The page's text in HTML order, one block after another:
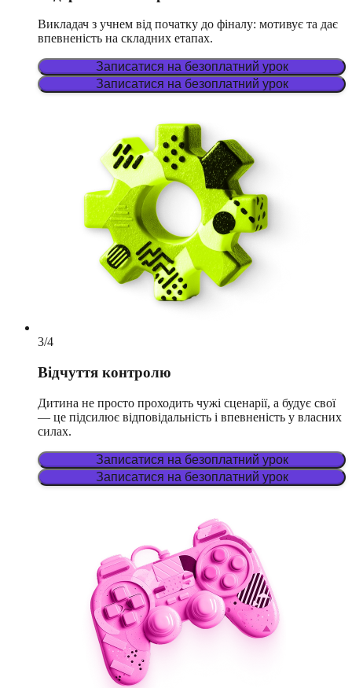
Викладач з учнем від початку до фіналу: мотивує та дає
впевненість на складних етапах.
Записатися на безоплатний урок
Записатися на безоплатний урок
3/4
Відчуття контролю
Дитина не просто проходить чужі сценарії, а будує свої
— це підсилює відповідальність і впевненість у власних
силах.
Записатися на безоплатний урок
Записатися на безоплатний урок